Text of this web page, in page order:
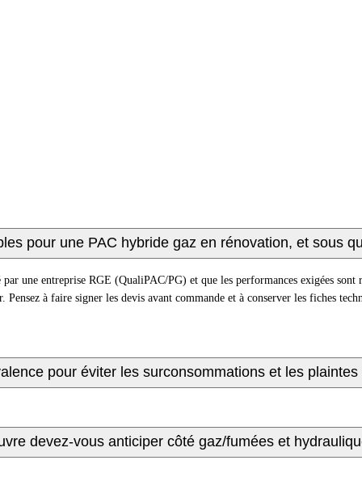
pour une PAC hybride gaz en rénovation, et sous
une entreprise RGE (QualiPAC/PG) et que les performances exigées sont
à faire signer les devis avant commande et à conserver les fiches
pour éviter les surconsommations et les plaintes
devez-vous anticiper côté gaz/fumées et